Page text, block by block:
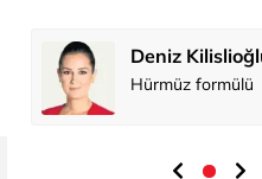
Deniz
Hürmüz formülü